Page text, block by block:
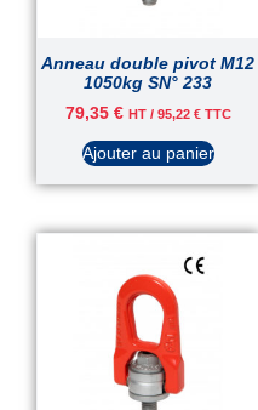
Anneau double pivot M12
1050kg SN° 233
79,35 € HT / 95,22 €TTC
Ajouter au panier